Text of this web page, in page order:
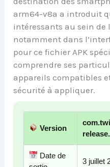
arm64-v8a a introduit
intéressants au sein de
notamment dans
pour ce fichier APK
comprendre ses
appareils compatibles
sécurité à appliquer.
Version
Date de
3 juillet